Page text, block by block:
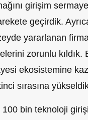
girişim
geçirdik.
yararlanan
zorunlu kıldık.
ekosistemine
sırasına
bin teknoloji